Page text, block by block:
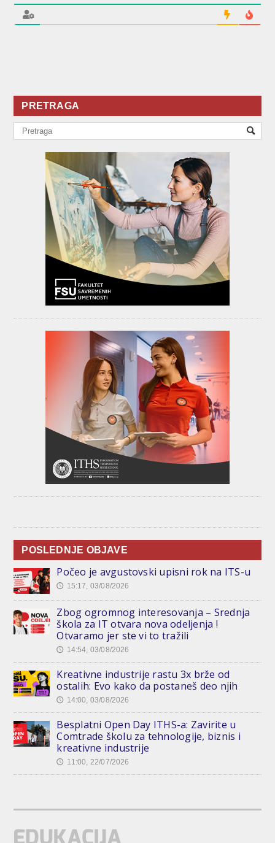
PRETRAGA
POSLEDNJE OBJAVE
Počeo je avgustovski upisni rok na ITS-u
🕔 15:17, 03/08/2026
Zbog ogromnog interesovanja – Srednja
škola za IT otvara nova odeljenja !
Otvaramo jer ste vi to tražili
🕔 14:54, 03/08/2026
Kreativne industrije rastu 3x brže od
ostalih: Evo kako da postaneš deo njih
🕔 14:00, 03/08/2026
Besplatni Open Day ITHS-a: Zavirite u
Comtrade školu za tehnologije, biznis i
kreativne industrije
🕔 11:00, 22/07/2026